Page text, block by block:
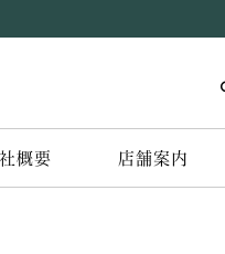
概要 店舗案内